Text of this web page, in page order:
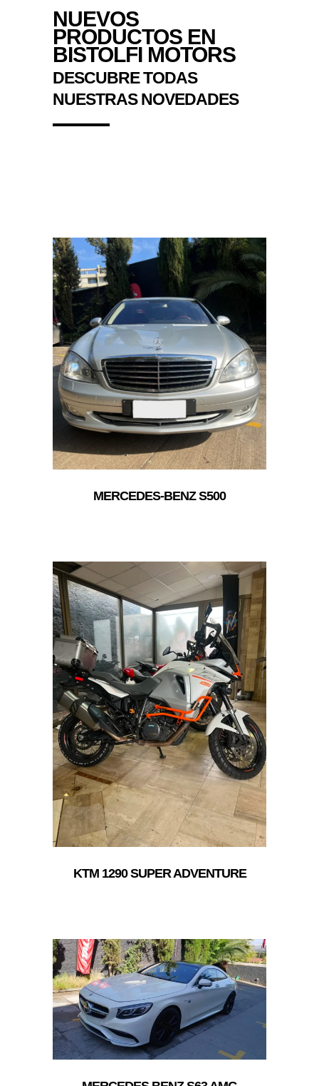
NUEVOS
PRODUCTOS EN
BISTOLFI MOTORS
DESCUBRE TODAS
NUESTRAS NOVEDADES
MERCEDES-BENZ S500
KTM 1290 SUPER ADVENTURE